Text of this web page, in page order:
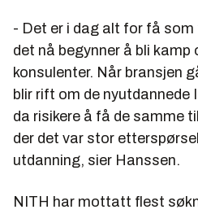
- Det er i dag alt for få
det nå begynner å bli kamp
konsulenter. Når bransjen
blir rift om de nyutdannede
da risikere å få de samme
der det var stor
utdanning, sier Hanssen.
NITH har mottatt flest